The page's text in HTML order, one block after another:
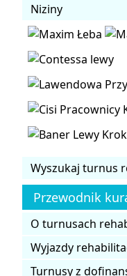
Niziny
Wyszukaj turnus
Przewodnik
O turnusach
Wyjazdy
Turnusy z